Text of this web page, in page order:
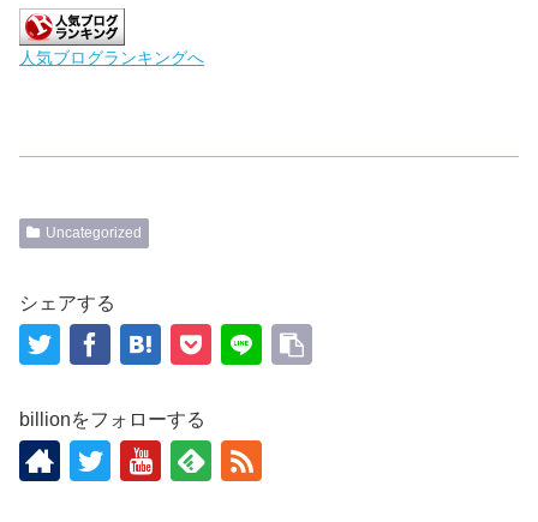
人気ブログランキングへ
Uncategorized
シェアする
billionをフォローする